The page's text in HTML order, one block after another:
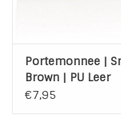
Portemonnee |
Brown | PU Leer
€7,95